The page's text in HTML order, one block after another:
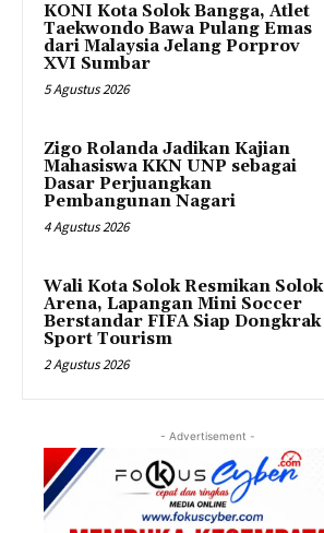
KONI Kota Solok Bangga, Atlet
Taekwondo Bawa Pulang Emas
dari Malaysia Jelang Porprov
XVI Sumbar
5 Agustus 2026
Zigo Rolanda Jadikan Kajian
Mahasiswa KKN UNP sebagai
Dasar Perjuangkan
Pembangunan Nagari
4 Agustus 2026
Wali Kota Solok Resmikan Solok
Arena, Lapangan Mini Soccer
Berstandar FIFA Siap Dongkrak
Sport Tourism
2 Agustus 2026
- Advertisement -